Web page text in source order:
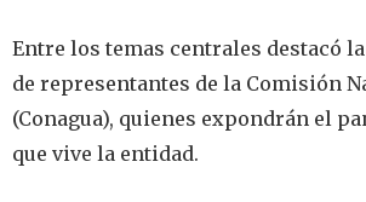
Entre los temas centrales destacó
de representantes de la Comisión
(Conagua), quienes expondrán el
que vive la entidad.